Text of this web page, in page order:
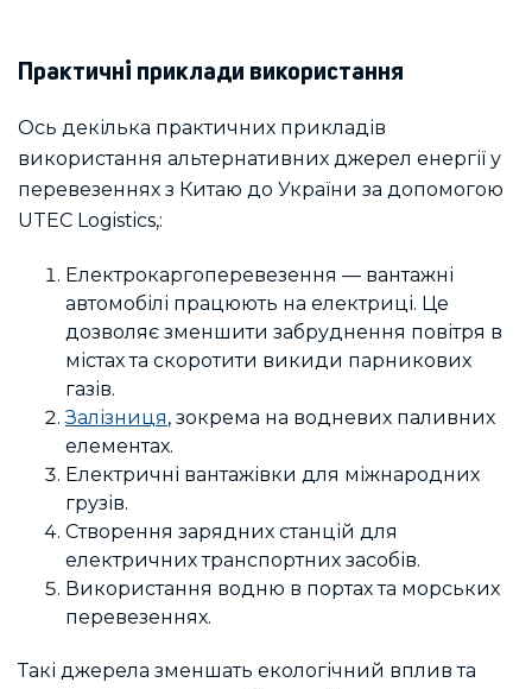
Практичні приклади використання
Ось декілька практичних прикладів
використання альтернативних джерел енергії у
перевезеннях з Китаю до України за допомогою
UTEC Logistics,:
Електрокаргоперевезення — вантажні
автомобілі працюють на електриці. Це
дозволяє зменшити забруднення повітря в
містах та скоротити викиди парникових
газів.
Залізниця, зокрема на водневих паливних
елементах.
Електричні вантажівки для міжнародних
грузів.
Створення зарядних станцій для
електричних транспортних засобів.
Використання водню в портах та морських
перевезеннях.
Такі джерела зменшать екологічний вплив та